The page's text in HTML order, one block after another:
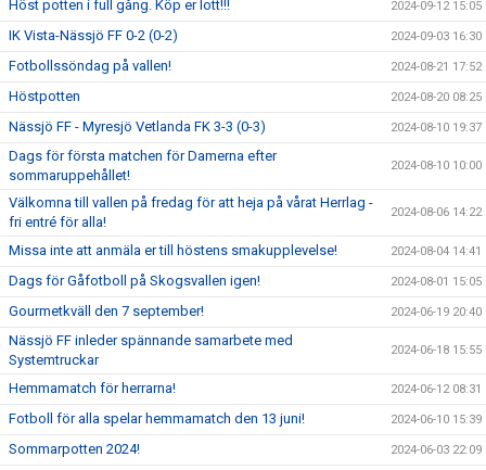
Höst potten i full gång. Köp er lott!!! 2024-09-12 15:05
IK Vista-Nässjö FF 0-2 (0-2) 2024-09-03 16:30
Fotbollssöndag på vallen! 2024-08-21 17:52
Höstpotten 2024-08-20 08:25
Nässjö FF - Myresjö Vetlanda FK 3-3 (0-3) 2024-08-10 19:37
Dags för första matchen för Damerna efter
sommaruppehållet!
2024-08-10 10:00
Välkomna till vallen på fredag för att heja på vårat Herrlag -
fri entré för alla!
2024-08-06 14:22
Missa inte att anmäla er till höstens smakupplevelse! 2024-08-04 14:41
Dags för Gåfotboll på Skogsvallen igen! 2024-08-01 15:05
Gourmetkväll den 7 september! 2024-06-19 20:40
Nässjö FF inleder spännande samarbete med
Systemtruckar
2024-06-18 15:55
Hemmamatch för herrarna! 2024-06-12 08:31
Fotboll för alla spelar hemmamatch den 13 juni! 2024-06-10 15:39
Sommarpotten 2024! 2024-06-03 22:09